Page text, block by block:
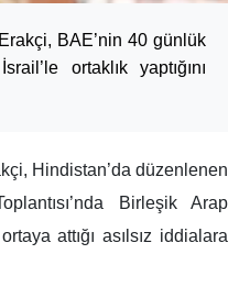
BAE’nin 40 günlük
ortaklık yaptığını
Hindistan’da düzenlenen
Birleşik Arap
attığı asılsız iddialara